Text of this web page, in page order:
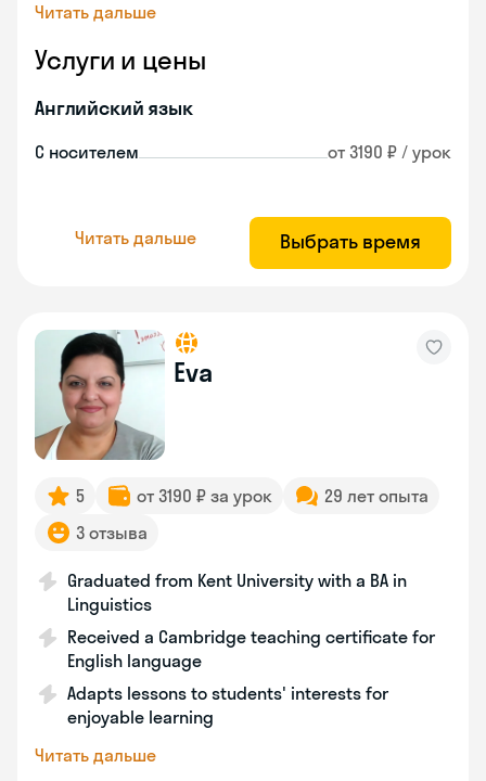
Читать дальше
Услуги и цены
Английский язык
С носителем от 3190 ₽ / урок
Читать дальше Выбрать время
Eva
5 от 3190 ₽ за урок
29 лет опыта
3 отзыва
Graduated from Kent University with a BA in
Linguistics
Received a Cambridge teaching certificate for
English language
Adapts lessons to students' interests for
enjoyable learning
Читать дальше